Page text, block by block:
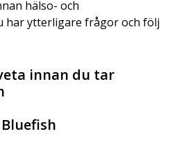
hälso- och
har ytterligare frågor och följ
innan du tar